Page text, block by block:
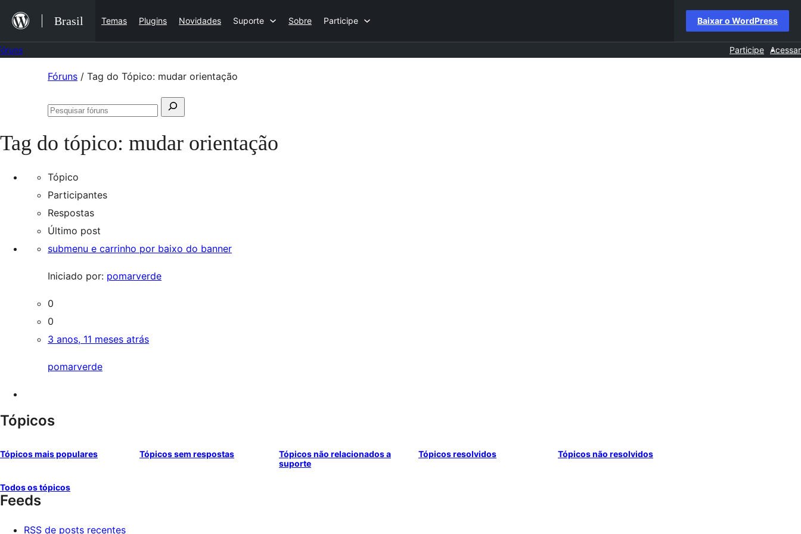
para
o
Brasil Temas Plugins Novidades Suporte Sobre Participe Baixar o WordPress
Participe Acessar
Fóruns / Tag do Tópico: mudar orientação
Pesquisar
Pesquisar
Tag do tópico: mudar orientação
Tópico
Participantes
Respostas
Último post
submenu e carrinho por baixo do banner
Iniciado por: pomarverde
0
0
3 anos, 11 meses atrás
pomarverde
Tópicos
Tópicos mais populares Tópicos sem respostas
Tópicos não relacionados a
suporte
Tópicos resolvidos Tópicos não resolvidos
Todos os tópicos
Feeds
RSS de posts recentes